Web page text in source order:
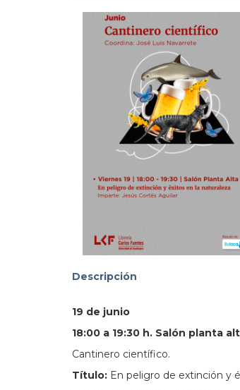
Descripción
19 de junio
18:00 a 19:30 h. Salón planta
Cantinero científico.
Título: En peligro de extinción y